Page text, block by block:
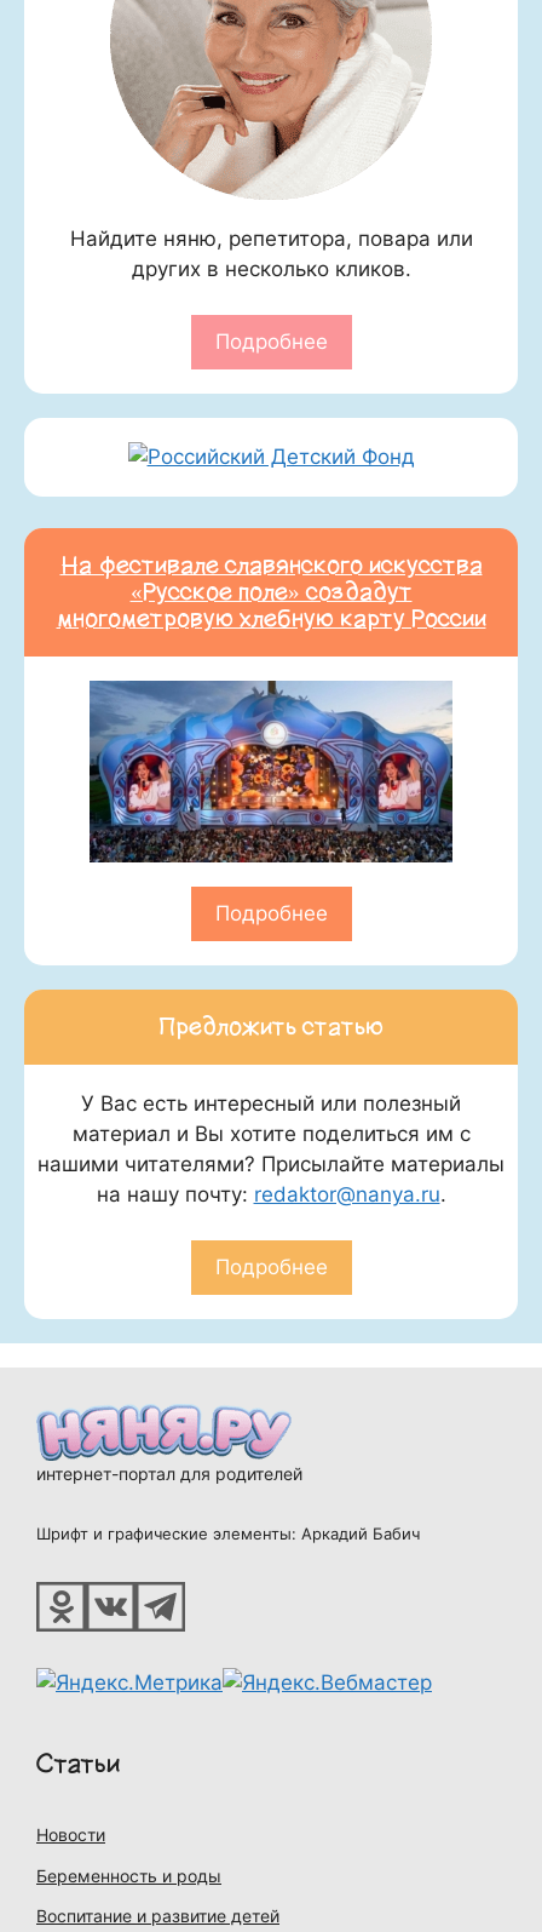
Найдите няню, репетитора, повара или
других в несколько кликов.
Подробнее
На фестивале славянского искусства
«Русское поле» создадут
многометровую хлебную карту России
Подробнее
Предложить статью
У Вас есть интересный или полезный
материал и Вы хотите поделиться им с
нашими читателями? Присылайте материалы
на нашу почту: redaktor@nanya.ru.
Подробнее
интернет-портал для родителей
Шрифт и графические элементы: Аркадий Бабич
Статьи
Новости
Беременность и роды
Воспитание и развитие детей